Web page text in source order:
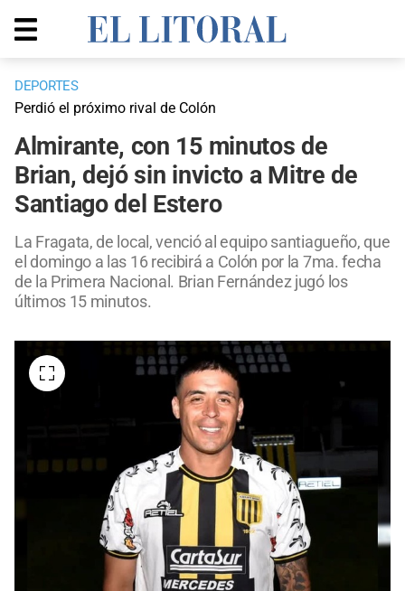
DEPORTES
Perdió el próximo rival de Colón
Almirante, con 15 minutos de
Brian, dejó sin invicto a Mitre de
Santiago del Estero
La Fragata, de local, venció al equipo santiagueño, que
el domingo a las 16 recibirá a Colón por la 7ma. fecha
de la Primera Nacional. Brian Fernández jugó los
últimos 15 minutos.